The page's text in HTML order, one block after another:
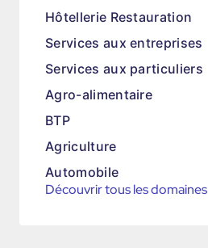
Hôtellerie Restauration
Services aux entreprises
Services aux particuliers
Agro-alimentaire
BTP
Agriculture
Automobile
Découvrir tous les domaines